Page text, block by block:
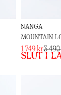
NANGA
MOUNTAIN
1 749 kr3
Slut i